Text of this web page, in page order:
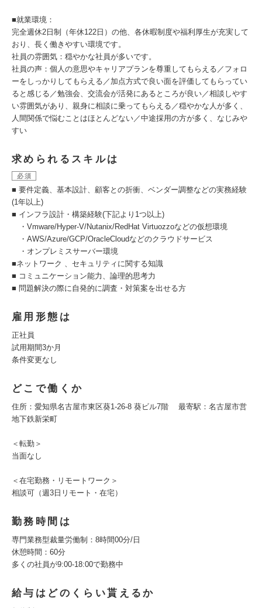
■就業環境：
完全週休2日制（年休122日）の他、各休暇制度や福利厚生が充実して
おり、長く働きやすい環境です。
社員の雰囲気：穏やかな社員が多いです。
社員の声：個人の意思やキャリアプランを尊重してもらえる／フォロ
ーをしっかりしてもらえる／加点方式で良い面を評価してもらってい
ると感じる／勉強会、交流会が活発にあるところが良い／相談しやす
い雰囲気があり、親身に相談に乗ってもらえる／穏やかな人が多く、
人間関係で悩むことはほとんどない／中途採用の方が多く、なじみや
すい
求められるスキルは
必須
■ 要件定義、基本設計、顧客との折衝、ベンダー調整などの実務経験
(1年以上)
■ インフラ設計・構築経験(下記より1つ以上)
・Vmware/Hyper-V/Nutanix/RedHat Virtuozzoなどの仮想環境
・AWS/Azure/GCP/OracleCloudなどのクラウドサービス
・オンプレミスサーバー環境
■ネットワーク 、セキュリティに関する知識
■ コミュニケーション能力、論理的思考力
■ 問題解決の際に自発的に調査・対策案を出せる方
雇用形態は
正社員
試用期間3か月
条件変更なし
どこで働くか
住所：愛知県名古屋市東区葵1-26-8 葵ビル7階 最寄駅：名古屋市営
地下鉄新栄町
＜転勤＞
当面なし
＜在宅勤務・リモートワーク＞
相談可（週3日リモート・在宅）
勤務時間は
専門業務型裁量労働制：8時間00分/日
休憩時間：60分
多くの社員が9:00-18:00で勤務中
給与はどのくらい貰えるか